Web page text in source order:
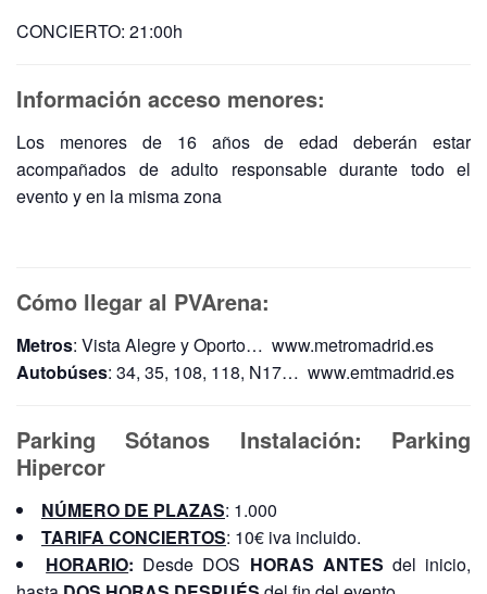
CONCIERTO: 21:00h
Información acceso menores:
Los menores de 16 años de edad deberán estar
acompañados de adulto responsable durante todo el
evento y en la misma zona
Cómo llegar al PVArena:
Metros: Vista Alegre y Oporto… www.metromadrid.es
Autobúses: 34, 35, 108, 118, N17… www.emtmadrid.es
Parking Sótanos Instalación: Parking
Hipercor
NÚMERO DE PLAZAS: 1.000
TARIFA CONCIERTOS: 10€ iva incluido.
HORARIO: Desde DOS HORAS ANTES del inicio,